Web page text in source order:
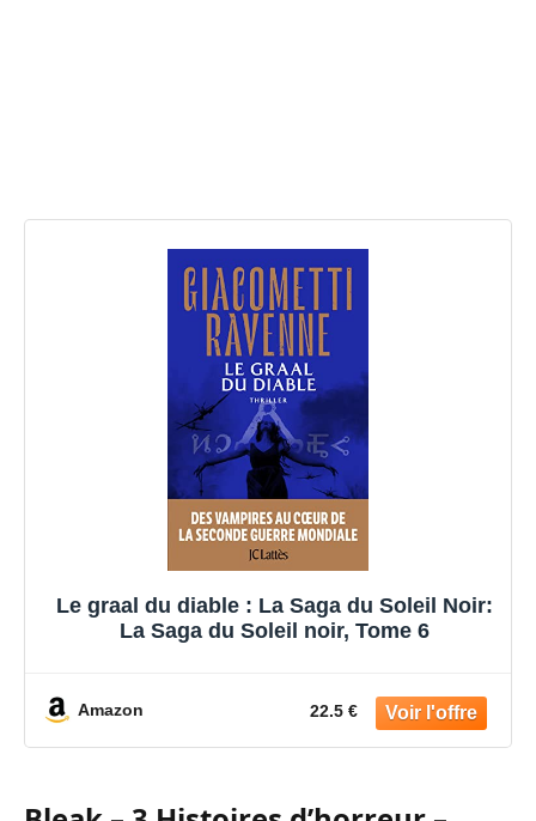
Le graal du diable : La Saga du Soleil Noir:
La Saga du Soleil noir, Tome 6
Amazon 22.5 €